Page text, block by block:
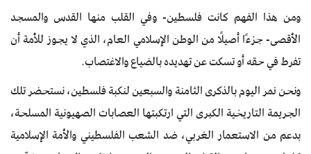
ومن هذا الفهم كانت فلسطين- وفي القلب منها القدس والمسجد
الأقصى- جزءًا أصيلًا من الوطن الإسلامي العام، الذي لا يجوز للأمة أن
تفرط في حقه أو تسكت عن تهديده بالضياع والاغتصاب.
ونحن نمر اليوم بالذكرى الثامنة والسبعين لنكبة فلسطين، نستحضر تلك
الجريمة التاريخية الكبرى التي ارتكبتها العصابات الصهيونية المسلحة،
بدعم من الاستعمار الغربي، ضد الشعب الفلسطيني والأمة الإسلامية